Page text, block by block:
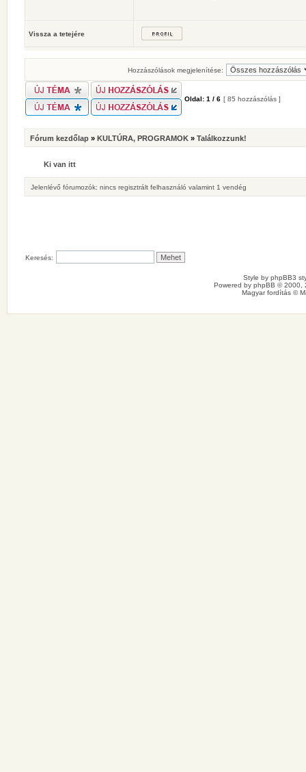
Vissza a tetejére
Hozzászólások megjelenítése:
Oldal: 1 / 6 [ 85 hozzászólás ]
Fórum kezdőlap » KULTÚRA, PROGRAMOK » Találkozzunk!
Ki van itt
Jelenlévő fórumozók: nincs regisztrált felhasználó valamint 1 vendég
Keresés:
Style by phpBB3
Powered by phpBB © 2000,
Magyar fordítás ©